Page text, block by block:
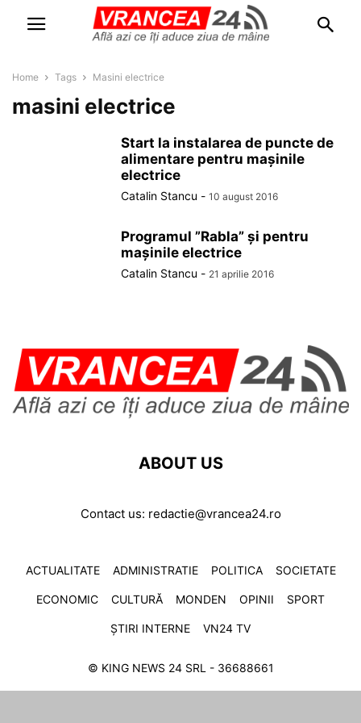
Home Tags Masini electrice
masini electrice
Start la instalarea de puncte de
alimentare pentru mașinile
electrice
Catalin Stancu - 10 august 2016
Programul ”Rabla” și pentru
mașinile electrice
Catalin Stancu - 21 aprilie 2016
ABOUT US
Contact us: redactie@vrancea24.ro
ACTUALITATE ADMINISTRATIE POLITICA SOCIETATE
ECONOMIC CULTURĂ MONDEN OPINII SPORT
ȘTIRI INTERNE VN24 TV
© KING NEWS 24 SRL - 36688661